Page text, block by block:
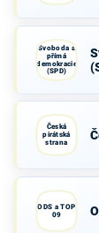
Svoboda a
přímá
demokracie
(SPD)
Česká
pirátská
strana
ODS a TOP
09